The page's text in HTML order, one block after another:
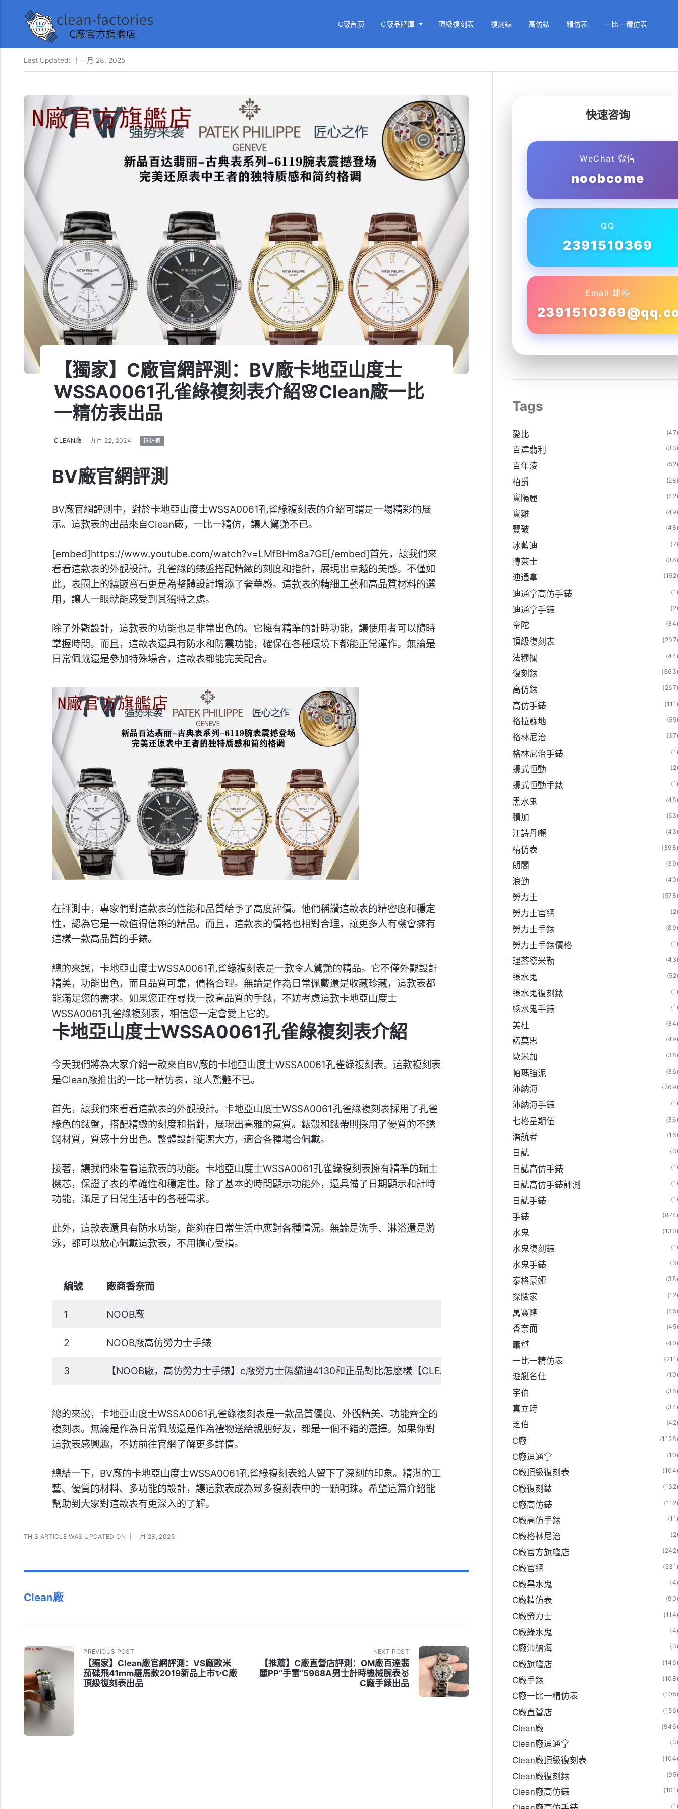
C廠首页 C廠品牌庫 頂級復刻表 復刻錶 高仿錶 精仿表 一比一精仿表
Last Updated: 十一月 28, 2025
【獨家】C廠官網評測：BV廠卡地亞山度士
WSSA0061孔雀綠複刻表介紹🌸Clean廠一比
一精仿表出品
CLEAN廠 九月 22, 2024 精仿表
BV廠官網評測
BV廠官網評測中，對於卡地亞山度士WSSA0061孔雀綠複刻表的介紹可謂是一場精彩的展
示。這款表的出品來自Clean廠，一比一精仿，讓人驚艷不已。
[embed]https://www.youtube.com/watch?v=LMfBHm8a7GE[/embed]首先，讓我們來
看看這款表的外觀設計。孔雀綠的錶盤搭配精緻的刻度和指針，展現出卓越的美感。不僅如
此，表圈上的鑲嵌寶石更是為整體設計增添了奢華感。這款表的精細工藝和高品質材料的選
用，讓人一眼就能感受到其獨特之處。
除了外觀設計，這款表的功能也是非常出色的。它擁有精準的計時功能，讓使用者可以隨時
掌握時間。而且，這款表還具有防水和防震功能，確保在各種環境下都能正常運作。無論是
日常佩戴還是參加特殊場合，這款表都能完美配合。
在評測中，專家們對這款表的性能和品質給予了高度評價。他們稱讚這款表的精密度和穩定
性，認為它是一款值得信賴的精品。而且，這款表的價格也相對合理，讓更多人有機會擁有
這樣一款高品質的手錶。
總的來說，卡地亞山度士WSSA0061孔雀綠複刻表是一款令人驚艷的精品。它不僅外觀設計
精美，功能出色，而且品質可靠，價格合理。無論是作為日常佩戴還是收藏珍藏，這款表都
能滿足您的需求。如果您正在尋找一款高品質的手錶，不妨考慮這款卡地亞山度士
WSSA0061孔雀綠複刻表，相信您一定會愛上它的。
卡地亞山度士WSSA0061孔雀綠複刻表介紹
今天我們將為大家介紹一款來自BV廠的卡地亞山度士WSSA0061孔雀綠複刻表。這款複刻表
是Clean廠推出的一比一精仿表，讓人驚艷不已。
首先，讓我們來看看這款表的外觀設計。卡地亞山度士WSSA0061孔雀綠複刻表採用了孔雀
綠色的錶盤，搭配精緻的刻度和指針，展現出高雅的氣質。錶殼和錶帶則採用了優質的不銹
鋼材質，質感十分出色。整體設計簡潔大方，適合各種場合佩戴。
接著，讓我們來看看這款表的功能。卡地亞山度士WSSA0061孔雀綠複刻表擁有精準的瑞士
機芯，保證了表的準確性和穩定性。除了基本的時間顯示功能外，還具備了日期顯示和計時
功能，滿足了日常生活中的各種需求。
此外，這款表還具有防水功能，能夠在日常生活中應對各種情況。無論是洗手、淋浴還是游
泳，都可以放心佩戴這款表，不用擔心受損。
編號 廠商香奈而
1 NOOB廠
2 NOOB廠高仿勞力士手錶
3 【NOOB廠，高仿勞力士手錶】c廠勞力士熊貓迪4130和正品對比怎麽樣【CLEAN廠官網】
總的來說，卡地亞山度士WSSA0061孔雀綠複刻表是一款品質優良、外觀精美、功能齊全的
複刻表。無論是作為日常佩戴還是作為禮物送給親朋好友，都是一個不錯的選擇。如果你對
這款表感興趣，不妨前往官網了解更多詳情。
總結一下，BV廠的卡地亞山度士WSSA0061孔雀綠複刻表給人留下了深刻的印象。精湛的工
藝、優質的材料、多功能的設計，讓這款表成為眾多複刻表中的一顆明珠。希望這篇介紹能
幫助到大家對這款表有更深入的了解。
THIS ARTICLE WAS UPDATED ON 十一月 28, 2025
Clean廠
PREVIOUS POST
【獨家】Clean廠官網評測：VS廠歐米
茄碟飛41mm羅馬款2019新品上市✨C廠
頂級復刻表出品
NEXT POST
【推薦】C廠直營店評測：OM廠百達翡
麗PP“手雷”5968A男士計時機械腕表🥇
C廠手錶出品
快速咨询
WeChat 微信
noobcome
QQ
2391510369
Email 邮箱
Tags
愛比
百達翡利
百年淩
柏爵
寶隔麗
寶雞
寶破
冰藍迪
博萊士
迪通拿
迪通拿高仿手錶
迪通拿手錶
帝陀
頂級復刻表
法穆攔
復刻錶
高仿錶
高仿手錶
格拉蘇地
格林尼治
格林尼治手錶
蠔式恒動
蠔式恒動手錶
黑水鬼
積加
江詩丹噸
精仿表
朗閣
浪勤
勞力士
勞力士官網
勞力士手錶
勞力士手錶價格
理茶德米勒
綠水鬼
綠水鬼復刻錶
綠水鬼手錶
美杜
諾莫思
歐米加
帕瑪強泥
沛納海
沛納海手錶
七格星期伍
潛航者
日誌
日誌高仿手錶
日誌高仿手錶評測
日誌手錶
手錶
水鬼
水鬼復刻錶
水鬼手錶
泰格豪娅
探險家
萬寶隆
香奈而
蕭幫
一比一精仿表
遊艇名仕
宇伯
真立時
芝伯
C廠
C廠迪通拿
C廠頂級復刻表
C廠復刻錶
C廠高仿錶
C廠高仿手錶
C廠格林尼治
C廠官方旗艦店
C廠官網
C廠黑水鬼
C廠精仿表
C廠勞力士
C廠綠水鬼
C廠沛納海
C廠旗艦店
C廠手錶
C廠一比一精仿表
C廠直營店
Clean廠
Clean廠迪通拿
Clean廠頂級復刻表
Clean廠復刻錶
Clean廠高仿錶